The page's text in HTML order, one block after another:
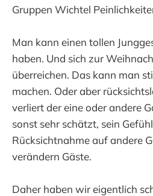
Gruppen Wichtel
Man kann einen tollen
haben. Und sich zur
überreichen. Das kann man
machen. Oder aber
verliert der eine oder andere
sonst sehr schätzt, sein
Rücksichtnahme auf andere
verändern Gäste.
Daher haben wir eigentlich